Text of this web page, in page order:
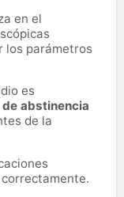
en el
los parámetros
es
abstinencia
de la